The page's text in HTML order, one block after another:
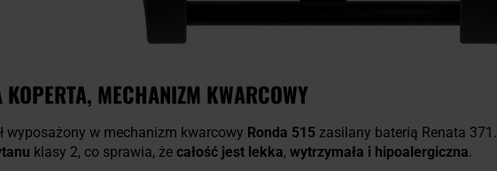
KOPERTA, MECHANIZM KWARCOWY
wyposażony w mechanizm kwarcowy Ronda 515 zasilany baterią Renata 371.
klasy 2, co sprawia, że całość jest lekka, wytrzymała i hipoalergiczna.